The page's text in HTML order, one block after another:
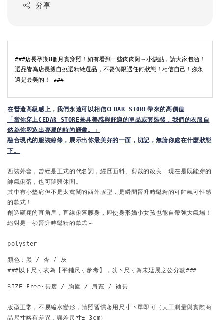
分享
###店長孕期8個月實穿照！如有看到一些肉肉阿～小缺點，請大家包涵！
選品皆為店長親自挑選精緻選品，不要侷限遇任何狀態！相信自己！妳永
遠是最美的！ ###
在營造高級感上，我們永遠可以相信CEDAR STORE帶來的高價值
「當你穿上CEDAR STORE兼具美感與舒適的單品或套裝後，我們的衣服自
然為你塑造出專屬的時尚語彙。」
融合現代的服裝線條，展示出你最美好的一面，切記，無論你處在什麼狀態
下。
西裝外套，曾經是正式的代名詞，經歷面料、剪裁的改良，現在是既能穿的
帥氣俐落，也可隨興休閒。
其中有小墊肩但不是太寬闊的西外版型，是瞬間晉升時髦精的可帥氣可性感
的款式！
創造顯瘦的直角肩，直線俐落腰身，即使身形嬌小女孩也能自帶強大氣場！
絕對是一秒晉升時髦精的款式～
顏色：黑 / 杏 / 灰
###以下尺寸表為【平鋪尺寸參考】，以下尺寸為未延展之公分數###
版型正常，不易縮水變形，請照習慣著用尺寸下單即可 （人工測量與實際商
品尺寸略有差異，誤差尺寸± 3cm）